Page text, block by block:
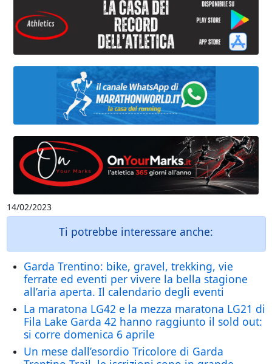
14/02/2023
Ti potrebbe interessare anche:
Garda Trentino: bike, gravel, trekking, vie
ferrate ed eventi per vivere la bella stagione
all’aria aperta. Il calendario degli eventi
La maratona LG42 e la mezza maratona LG21 di
Fila Lake Garda 42 hanno raggiunto il sold out:
si corre domenica 6 aprile
Un mese dall’esordio Tricolore di Garda